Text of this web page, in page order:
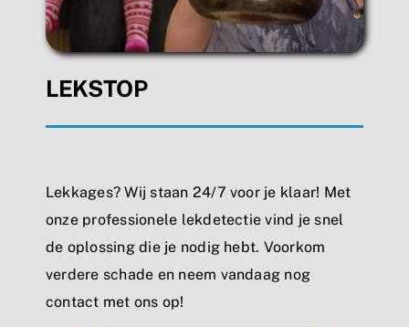
LEKSTOP
Lekkages? Wij staan 24/7 voor je klaar! Met
onze professionele lekdetectie vind je snel
de oplossing die je nodig hebt. Voorkom
verdere schade en neem vandaag nog
contact met ons op!